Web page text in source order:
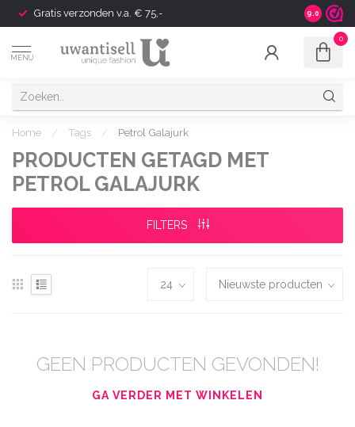
Gratis verzonden v.a. € 75,- Shipping
9.0
MENU
0
Home / Tags / Petrol Galajurk
PRODUCTEN GETAGD MET
PETROL GALAJURK
FILTERS
GEEN PRODUCTEN GEVONDEN!
GA VERDER MET WINKELEN